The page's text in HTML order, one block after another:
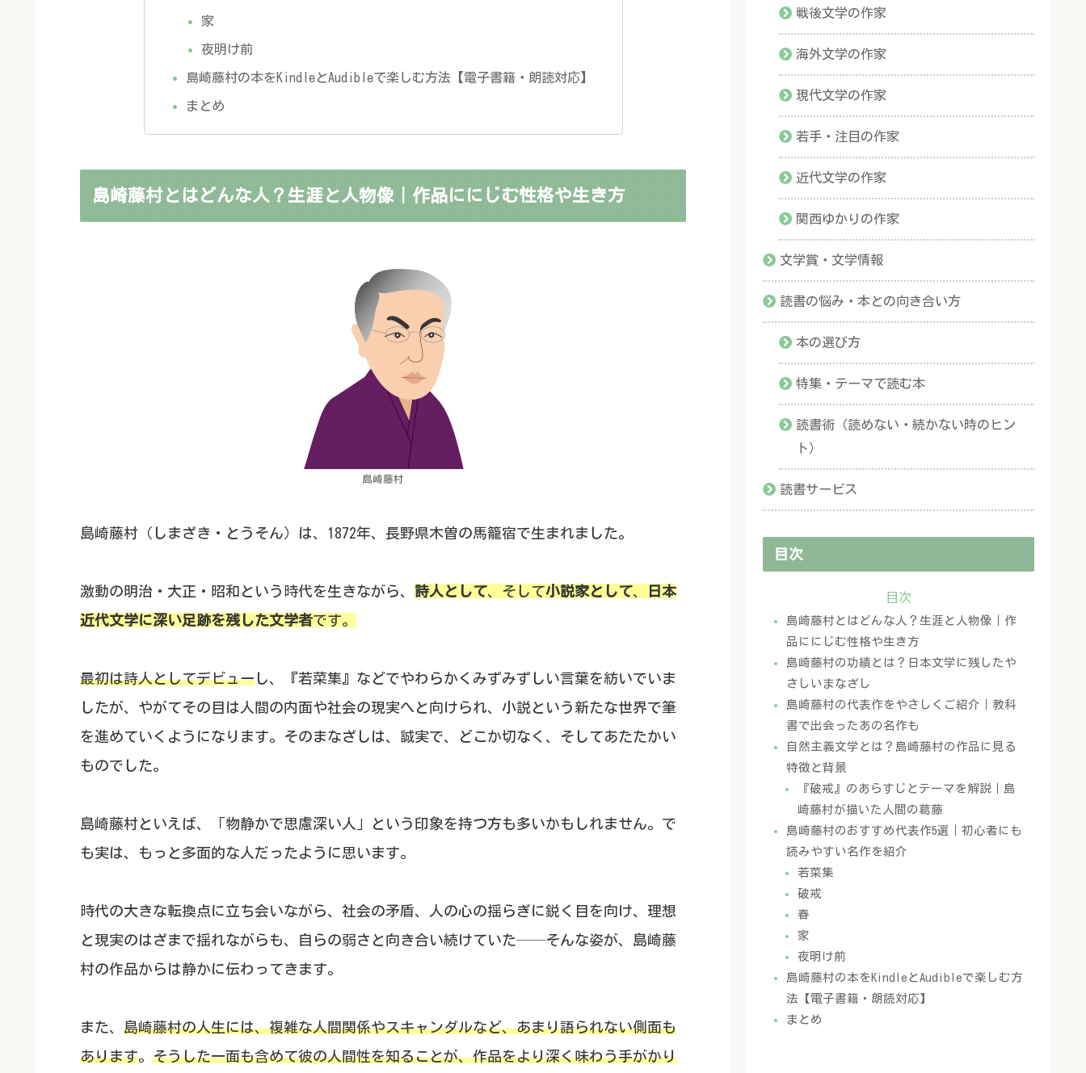
家
夜明け前
島崎藤村の本をKindleとAudibleで楽しむ方法【電子書籍・朗読対応】
まとめ
島崎藤村とはどんな人？生涯と人物像｜作品ににじむ性格や生き方
島崎藤村
島崎藤村（しまざき・とうそん）は、1872年、長野県木曽の馬籠宿で生まれました。
激動の明治・大正・昭和という時代を生きながら、 詩人として、そして小説家として、
日本
近代文学に深い足跡を残した文学者です。
最初は詩人としてデビューし、『若菜集』などでやわらかくみずみずしい言葉を紡いでいま
したが、やがてその目は人間の内面や社会の現実へと向けられ、小説という新たな世界で筆
を進めていくようになります。そのまなざしは、誠実で、どこか切なく、そしてあたたかい
ものでした。
島崎藤村といえば、「物静かで思慮深い人」という印象を持つ方も多いかもしれません。で
も実は、もっと多面的な人だったように思います。
時代の大きな転換点に立ち会いながら、社会の矛盾、人の心の揺らぎに鋭く目を向け、理想
と現実のはざまで揺れながらも、自らの弱さと向き合い続けていた──そんな姿が、島崎藤
村の作品からは静かに伝わってきます。
また、 島崎藤村の人生には、複雑な人間関係やスキャンダルなど、あまり語られない側面も
あります。 そうした一面も含めて彼の人間性を知ることが、作品をより深く味わう手がかり
戦後文学の作家
海外文学の作家
現代文学の作家
若手・注目の作家
近代文学の作家
関西ゆかりの作家
文学賞・文学情報
読書の悩み・本との向き合い方
本の選び方
特集・テーマで読む本
読書術（読めない・続かない時のヒン
ト）
読書サービス
目次
目次
島崎藤村とはどんな人？生涯と人物像｜作
品ににじむ性格や生き方
島崎藤村の功績とは？日本文学に残したや
さしいまなざし
島崎藤村の代表作をやさしくご紹介｜教科
書で出会ったあの名作も
自然主義文学とは？島崎藤村の作品に見る
特徴と背景
『破戒』のあらすじとテーマを解説｜島
崎藤村が描いた人間の葛藤
島崎藤村のおすすめ代表作5選｜初心者にも
読みやすい名作を紹介
若菜集
破戒
春
家
夜明け前
島崎藤村の本をKindleとAudibleで楽しむ方
法【電子書籍・朗読対応】
まとめ